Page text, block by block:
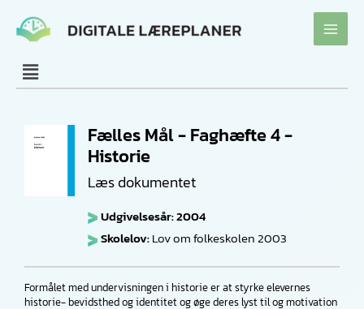
Fælles Mål - Faghæfte 4 -
Historie
Læs dokumentet
Udgivelsesår: 2004
Skolelov:Lov om folkeskolen 2003
Formålet med undervisningen i historie er at styrke elevernes
historie- bevidsthed og identitet og øge deres lyst til og motivation